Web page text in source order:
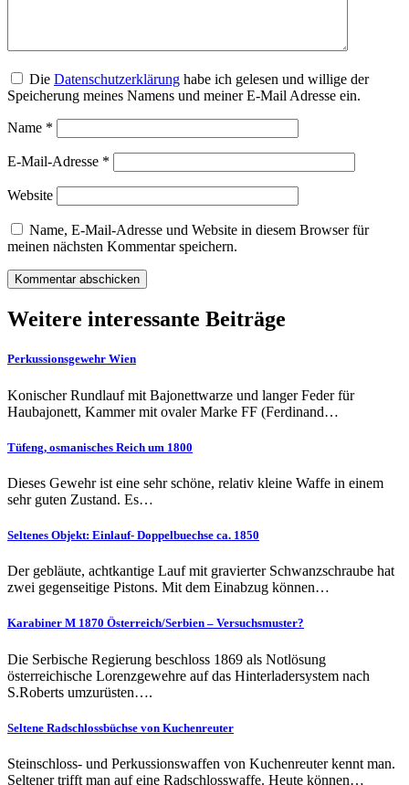
Die Datenschutzerklärung habe ich gelesen und willige der
Speicherung meines Namens und meiner E-Mail Adresse ein.
Name *
E-Mail-Adresse *
Website
Name, E-Mail-Adresse und Website in diesem Browser für
meinen nächsten Kommentar speichern.
Weitere interessante Beiträge
Perkussionsgewehr Wien
Konischer Rundlauf mit Bajonettwarze und langer Feder für
Haubajonett, Kammer mit ovaler Marke FF (Ferdinand…
Tüfeng, osmanisches Reich um 1800
Dieses Gewehr ist eine sehr schöne, relativ kleine Waffe in einem
sehr guten Zustand. Es…
Seltenes Objekt: Einlauf- Doppelbuechse ca. 1850
Der gebläute, achtkantige Lauf mit gravierter Schwanzschraube hat
zwei gegenseitige Pistons. Mit dem Einabzug können…
Karabiner M 1870 Österreich/Serbien – Versuchsmuster?
Die Serbische Regierung beschloss 1869 als Notlösung
österreichische Lorenzgewehre auf das Hinterladersystem nach
S.Roberts umzurüsten….
Seltene Radschlossbüchse von Kuchenreuter
Steinschloss- und Perkussionswaffen von Kuchenreuter kennt man.
Seltener trifft man auf eine Radschlosswaffe. Heute können…